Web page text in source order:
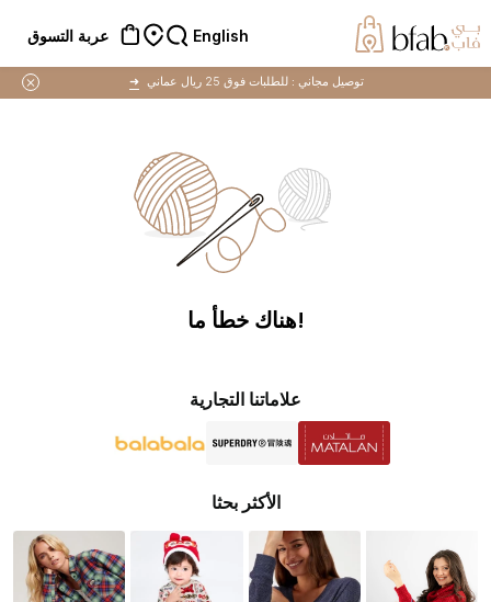
English عربة التسوق
توصيل مجاني : للطلبات فوق 25 ريال عماني ➜
!هناك خطأ ما
علاماتنا التجارية
الأكثر بحثا